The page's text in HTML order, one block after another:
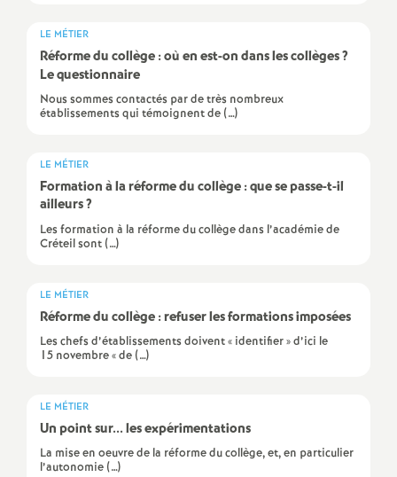
e
n
s
d
S
LE MÉTIER
Réforme du collège : où en est-on dans les collèges?
Le questionnaire
Nous sommes contactés par de très nombreux
établissements qui témoignent de (…)
LE MÉTIER
Formation à la réforme du collège : que se passe-t-il
ailleurs?
Les formation à la réforme du collège dans l’académie de
Créteil sont (…)
LE MÉTIER
Réforme du collège : refuser les formations imposées
Les chefs d’établissements doivent « identifier » d’ici le
15 novembre « de (…)
LE MÉTIER
Un point sur... les expérimentations
La mise en oeuvre de la réforme du collège, et, en particulier
l’autonomie (…)